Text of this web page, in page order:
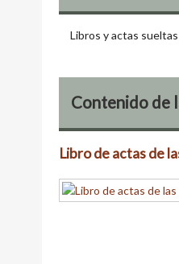
Libros y actas
Contenido de
Libro de actas de